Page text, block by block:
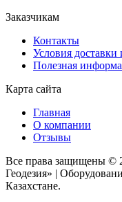
Заказчикам
Контакты
Условия доставки
Полезная
Карта сайта
Главная
О компании
Отзывы
Все права защищены ©
Геодезия» |
Казахстане.